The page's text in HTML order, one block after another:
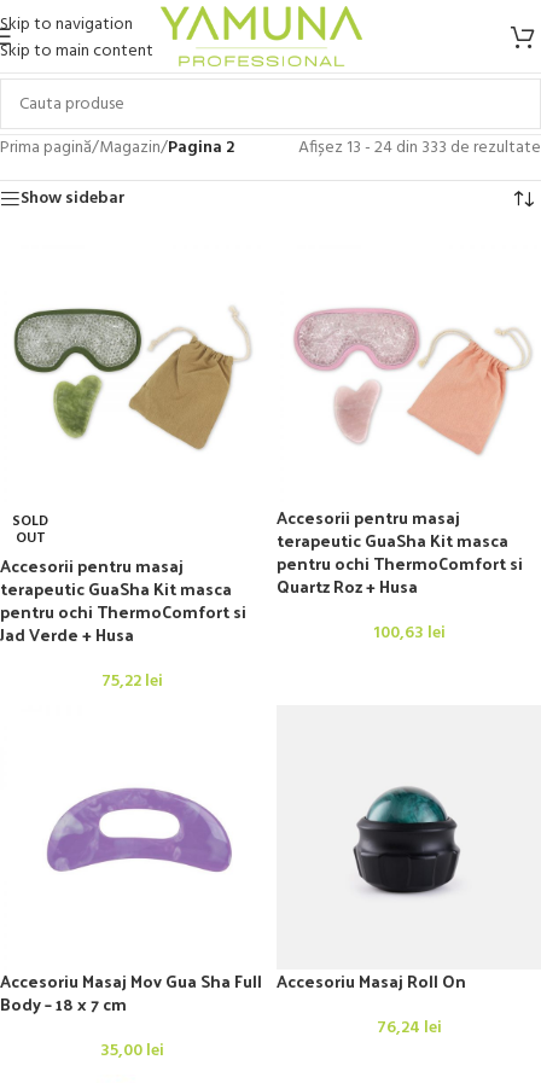
Skip to navigation
Skip to main content
Prima pagină/Magazin/Pagina 2
Afișez 13 - 24 din 333 de rezultate
Show sidebar
SOLD
OUT
Accesorii pentru masaj
terapeutic GuaSha Kit masca
pentru ochi ThermoComfort si
Jad Verde + Husa
75,22lei
Accesorii pentru masaj
terapeutic GuaSha Kit masca
pentru ochi ThermoComfort si
Quartz Roz + Husa
100,63 lei
Accesoriu Masaj Mov Gua Sha Full
Body – 18 x 7 cm
35,00lei
Accesoriu Masaj Roll On
76,24 lei